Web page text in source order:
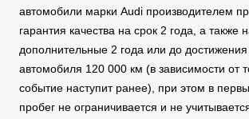
автомобили марки Audi производителем
гарантия качества на срок 2 года, а также
дополнительные 2 года или до
автомобиля 120 000 км (в зависимости от
событие наступит ранее), при этом в
пробег не ограничивается и не